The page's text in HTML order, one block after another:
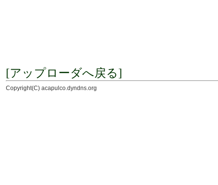
[アップローダへ戻る]
Copyright(C) acapulco.dyndns.org